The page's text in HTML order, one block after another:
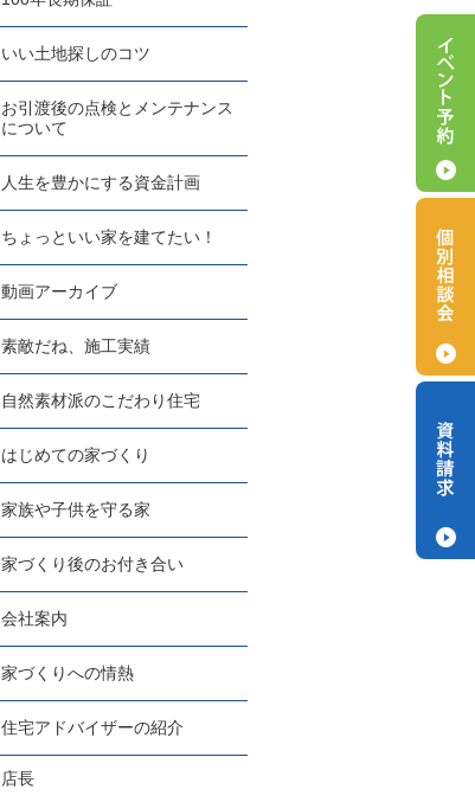
いい土地探しのコツ
お引渡後の点検とメンテナンス
について
人生を豊かにする資金計画
ちょっといい家を建てたい！
動画アーカイブ
素敵だね、施工実績
自然素材派のこだわり住宅
はじめての家づくり
家族や子供を守る家
家づくり後のお付き合い
会社案内
家づくりへの情熱
住宅アドバイザーの紹介
店長